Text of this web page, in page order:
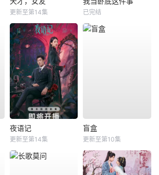
更新至第14集 已完结
夜语记
更新至第14集
盲盒
更新至第10集